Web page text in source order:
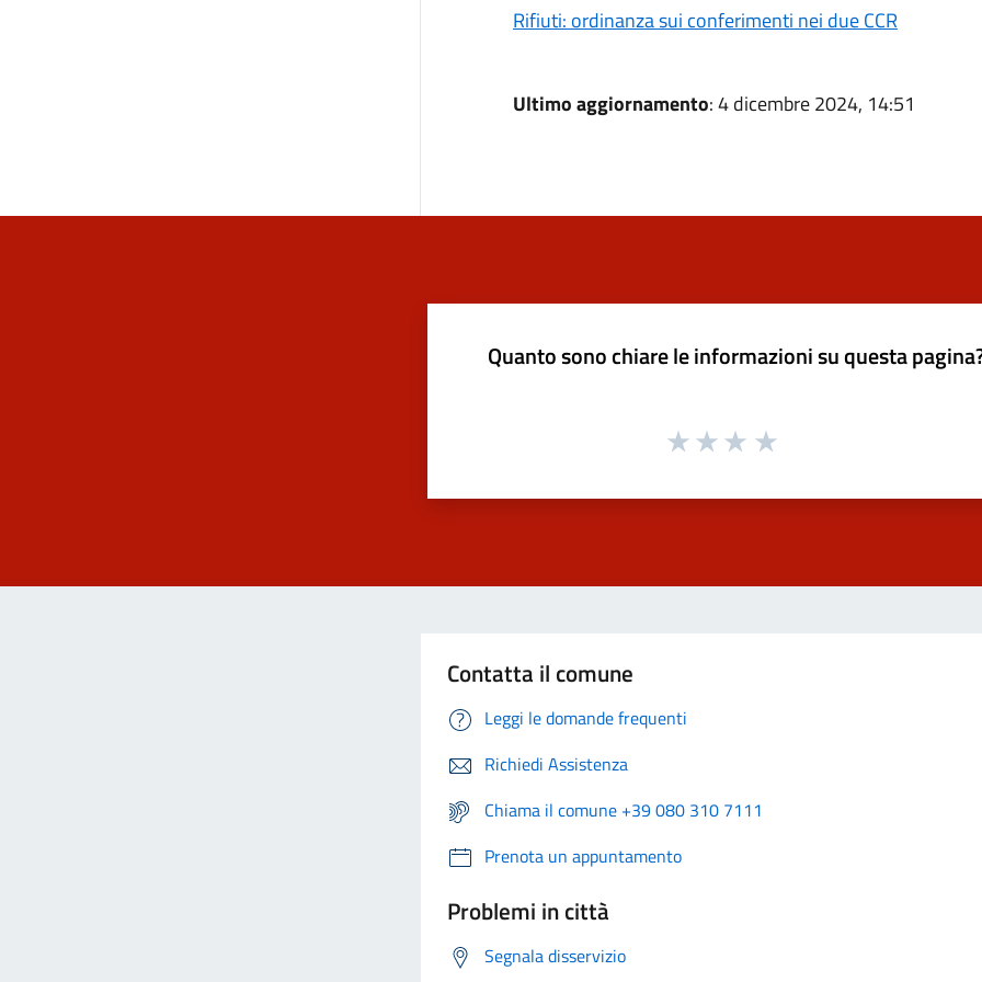
Rifiuti: ordinanza sui conferimenti nei due CCR
Ultimo aggiornamento: 4 dicembre 2024, 14:51
Quanto sono chiare le informazioni su questa
Contatta il comune
Leggi le domande frequenti
Richiedi Assistenza
Chiama il comune +39 080 310 7111
Prenota un appuntamento
Problemi in città
Segnala disservizio